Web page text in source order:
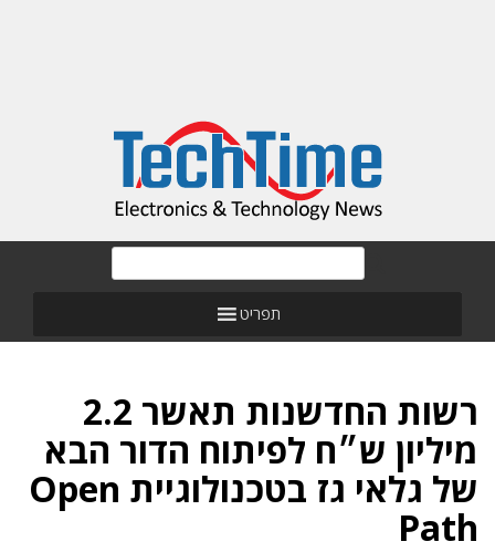
תפריט
רשות החדשנות תאשר 2.2
מיליון ש״ח לפיתוח הדור הבא
של גלאי גז בטכנולוגיית Open
Path